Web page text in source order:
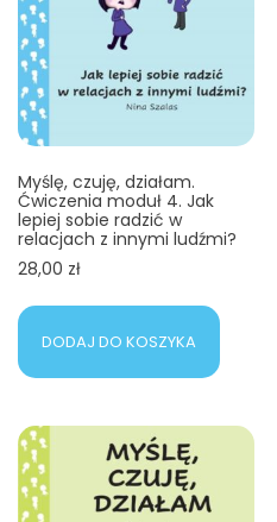
Myślę, czuję, działam.
Ćwiczenia moduł 4. Jak
lepiej sobie radzić w
relacjach z innymi ludźmi?
28,00 zł
DODAJ DO KOSZYKA